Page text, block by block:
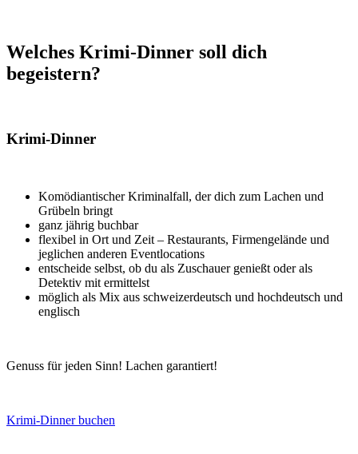
Welches Krimi-Dinner soll dich
begeistern?
Krimi-Dinner
Komödiantischer Kriminalfall, der dich zum Lachen und
Grübeln bringt
ganz jährig buchbar
flexibel in Ort und Zeit – Restaurants, Firmengelände und
jeglichen anderen Eventlocations
entscheide selbst, ob du als Zuschauer genießt oder als
Detektiv mit ermittelst
möglich als Mix aus schweizerdeutsch und hochdeutsch und
englisch
Genuss für jeden Sinn! Lachen garantiert!
Krimi-Dinner buchen